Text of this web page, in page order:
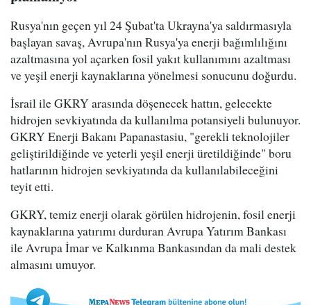
Rusya'nın geçen yıl 24 Şubat'ta Ukrayna'ya saldırmasıyla
başlayan savaş, Avrupa'nın Rusya'ya enerji bağımlılığını
azaltmasına yol açarken fosil yakıt kullanımını azaltması
ve yeşil enerji kaynaklarına yönelmesi sonucunu doğurdu.
İsrail ile GKRY arasında döşenecek hattın, gelecekte
hidrojen sevkiyatında da kullanılma potansiyeli bulunuyor.
GKRY Enerji Bakanı Papanastasiu, "gerekli teknolojiler
geliştirildiğinde ve yeterli yeşil enerji üretildiğinde" boru
hatlarının hidrojen sevkiyatında da kullanılabileceğini
teyit etti.
GKRY, temiz enerji olarak görülen hidrojenin, fosil enerji
kaynaklarına yatırımı durduran Avrupa Yatırım Bankası
ile Avrupa İmar ve Kalkınma Bankasından da mali destek
almasını umuyor.